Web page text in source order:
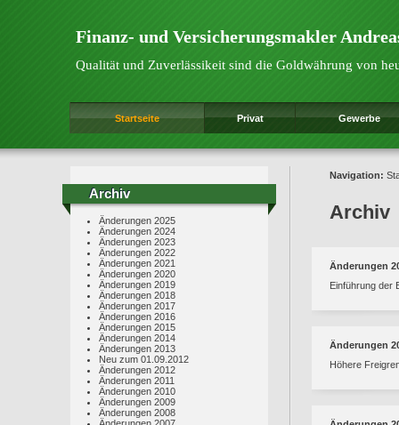
Finanz- und Versicherungsmakler
Qualität und Zuverlässikeit sind die Goldwährung von
Startseite Privat Gewerbe
Archiv
Archiv
Änderungen 2025
Änderungen 2024
Änderungen 2023
Änderungen 2022
Änderungen 2021
Änderungen 2020
Änderungen 2019
Änderungen 2018
Änderungen 2017
Änderungen 2016
Änderungen 2015
Änderungen 2014
Änderungen 2013
Neu zum 01.09.2012
Änderungen 2012
Änderungen 2011
Änderungen 2010
Änderungen 2009
Änderungen 2008
Navigation:
Archiv
Änderungen
Einführung der
Änderungen
Höhere